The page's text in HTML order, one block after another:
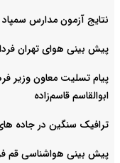
نتایج آزمون مدارس
پیش بینی هوای تهران فردا شنبه ۱۷ مرداد/ دما
پیام تسلیت معاون وزیر
ابوالقاسم قاسم‌زاده
ترافیک سنگین در جاده